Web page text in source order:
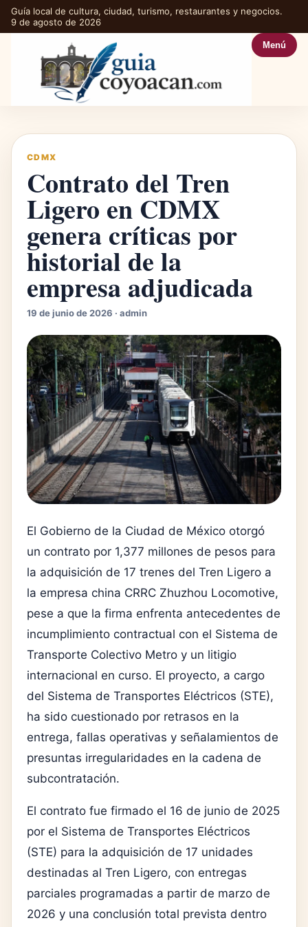
Guía local de cultura, ciudad, turismo, restaurantes y negocios.
9 de agosto de 2026
Menú
CDMX
Contrato del Tren
Ligero en CDMX
genera críticas por
historial de la
empresa adjudicada
19 de junio de 2026 · admin
El Gobierno de la Ciudad de México otorgó
un contrato por 1,377 millones de pesos para
la adquisición de 17 trenes del Tren Ligero a
la empresa china CRRC Zhuzhou Locomotive,
pese a que la firma enfrenta antecedentes de
incumplimiento contractual con el Sistema de
Transporte Colectivo Metro y un litigio
internacional en curso. El proyecto, a cargo
del Sistema de Transportes Eléctricos (STE),
ha sido cuestionado por retrasos en la
entrega, fallas operativas y señalamientos de
presuntas irregularidades en la cadena de
subcontratación.
El contrato fue firmado el 16 de junio de 2025
por el Sistema de Transportes Eléctricos
(STE) para la adquisición de 17 unidades
destinadas al Tren Ligero, con entregas
parciales programadas a partir de marzo de
2026 y una conclusión total prevista dentro